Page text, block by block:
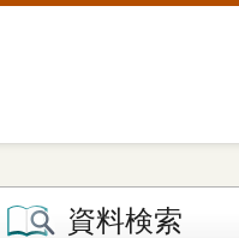
資料検索